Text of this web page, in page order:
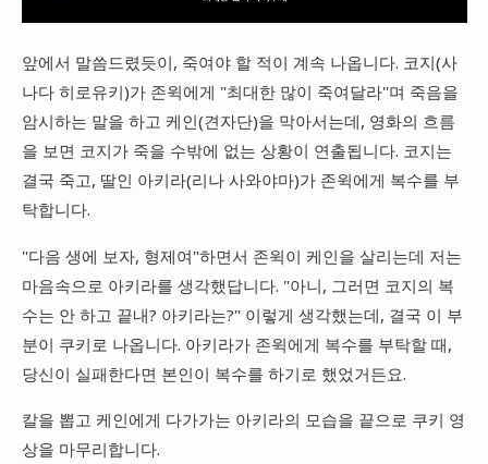
앞에서 말씀드렸듯이, 죽여야 할 적이 계속 나옵니다. 코지(사
나다 히로유키)가 존윅에게 "최대한 많이 죽여달라"며 죽음을
암시하는 말을 하고 케인(견자단)을 막아서는데, 영화의 흐름
을 보면 코지가 죽을 수밖에 없는 상황이 연출됩니다. 코지는
결국 죽고, 딸인 아키라(리나 사와야마)가 존윅에게 복수를 부
탁합니다.
"다음 생에 보자, 형제여"하면서 존윅이 케인을 살리는데 저는
마음속으로 아키라를 생각했답니다. "아니, 그러면 코지의 복
수는 안 하고 끝내? 아키라는?" 이렇게 생각했는데, 결국 이 부
분이 쿠키로 나옵니다. 아키라가 존윅에게 복수를 부탁할 때,
당신이 실패한다면 본인이 복수를 하기로 했었거든요.
칼을 뽑고 케인에게 다가가는 아키라의 모습을 끝으로 쿠키 영
상을 마무리합니다.